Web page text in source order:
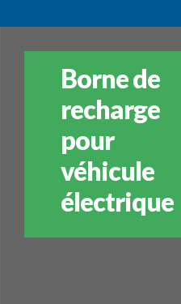
Borne de
recharge
pour
véhicule
électrique